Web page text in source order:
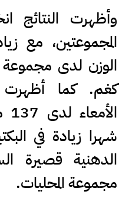
وأظهرت النتائج
المجموعتين، مع
كغم. كما أظهرت
شهرا زيادة في
الدهنية قصيرة
مجموعة المحليات.